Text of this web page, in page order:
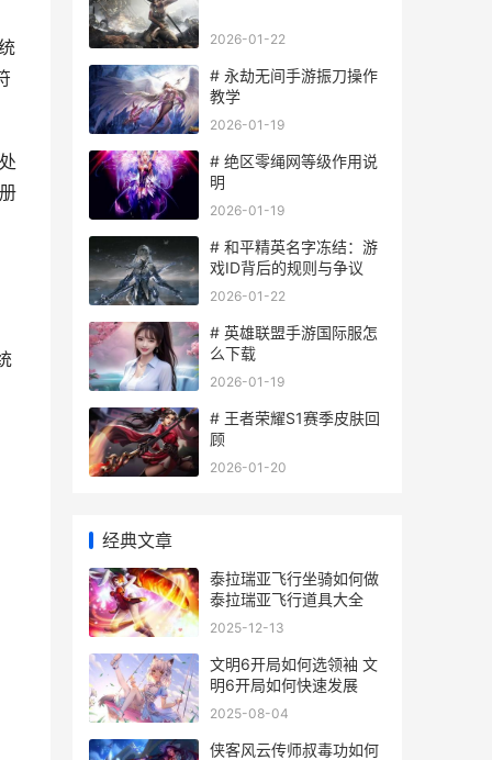
2026-01-22
# 永劫无间手游振刀操作
教学
2026-01-19
# 绝区零绳网等级作用说
明
2026-01-19
# 和平精英名字冻结：游
戏ID背后的规则与争议
2026-01-22
# 英雄联盟手游国际服怎
么下载
2026-01-19
# 王者荣耀S1赛季皮肤回
顾
2026-01-20
经典文章
泰拉瑞亚飞行坐骑如何做
泰拉瑞亚飞行道具大全
2025-12-13
文明6开局如何选领袖 文
明6开局如何快速发展
2025-08-04
侠客风云传师叔毒功如何